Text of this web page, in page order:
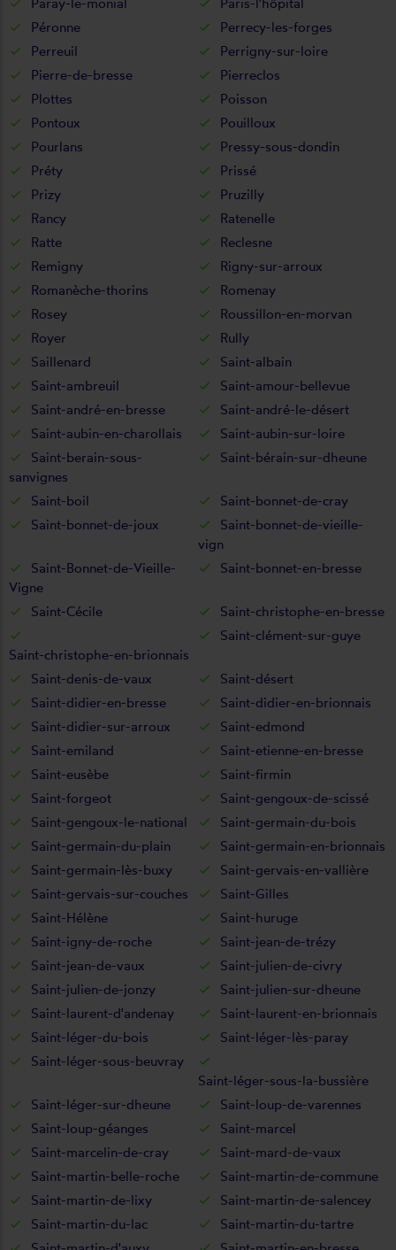
Péronne
Perrecy-les-forges
Perreuil
Perrigny-sur-loire
Pierre-de-bresse
Pierreclos
Plottes
Poisson
Pontoux
Pouilloux
Pourlans
Pressy-sous-dondin
Préty
Prissé
Prizy
Pruzilly
Rancy
Ratenelle
Ratte
Reclesne
Remigny
Rigny-sur-arroux
Romanèche-thorins
Romenay
Rosey
Roussillon-en-morvan
Royer
Rully
Saillenard
Saint-albain
Saint-ambreuil
Saint-amour-bellevue
Saint-andré-en-bresse
Saint-andré-le-désert
Saint-aubin-en-charollais
Saint-aubin-sur-loire
Saint-berain-sous-
sanvignes
Saint-bérain-sur-dheune
Saint-boil
Saint-bonnet-de-cray
Saint-bonnet-de-joux
Saint-bonnet-de-vieille-
vign
Saint-Bonnet-de-Vieille-
Vigne
Saint-bonnet-en-bresse
Saint-Cécile Saint-christophe-en-bresse
Saint-christophe-en-brionnais
Saint-clément-sur-guye
Saint-denis-de-vaux
Saint-désert
Saint-didier-en-bresse
Saint-didier-en-brionnais
Saint-didier-sur-arroux
Saint-edmond
Saint-emiland
Saint-etienne-en-bresse
Saint-eusèbe
Saint-firmin
Saint-forgeot
Saint-gengoux-de-scissé
Saint-gengoux-le-national
Saint-germain-du-bois
Saint-germain-du-plain
Saint-germain-en-brionnais
Saint-germain-lès-buxy
Saint-gervais-en-vallière
Saint-gervais-sur-couches
Saint-Gilles
Saint-Hélène
Saint-huruge
Saint-igny-de-roche
Saint-jean-de-trézy
Saint-jean-de-vaux
Saint-julien-de-civry
Saint-julien-de-jonzy
Saint-julien-sur-dheune
Saint-laurent-d'andenay
Saint-laurent-en-brionnais
Saint-léger-du-bois
Saint-léger-lès-paray
Saint-léger-sous-beuvray
Saint-léger-sous-la-bussière
Saint-léger-sur-dheune
Saint-loup-de-varennes
Saint-loup-géanges
Saint-marcel
Saint-marcelin-de-cray
Saint-mard-de-vaux
Saint-martin-belle-roche
Saint-martin-de-commune
Saint-martin-de-lixy
Saint-martin-de-salencey
Saint-martin-du-lac
Saint-martin-du-tartre